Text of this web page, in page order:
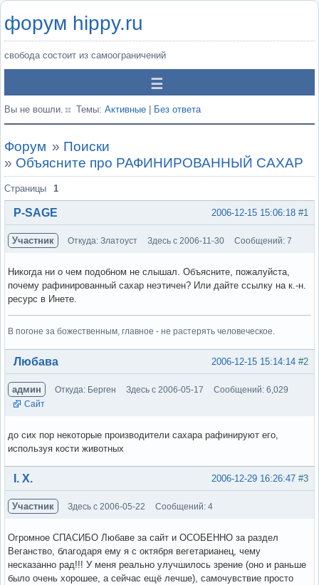
форум hippy.ru
свобода состоит из самоограничений
Вы не вошли. Темы: Активные Без ответа
Форум » Поиски
» Объясните про РАФИНИРОВАННЫЙ САХАР
Страницы 1
#1
2006-12-15 15:06:18
P-SAGE
Участник Откуда: Златоуст Здесь с 2006-11-30 Сообщений: 7
Никогда ни о чем подобном не слышал. Объясните, пожалуйста,
почему рафинированный сахар неэтичен? Или дайте ссылку на к.-н.
ресурс в Инете.
В погоне за божественным, главное - не растерять человеческое.
Вне форума #2
2006-12-15 15:14:14
Любава
админ Откуда: Берген Здесь с 2006-05-17
Сообщений: 6,029
Сайт
до сих пор некоторые производители сахара рафинируют его,
используя кости животных
Вне форума #3
2006-12-29 16:26:47
І. Х.
Участник Здесь с 2006-05-22 Сообщений: 4
Огромное СПАСИБО Любаве за сайт и ОСОБЕННО за раздел
Веганство, благодаря ему я с октября вегетарианец, чему
несказанно рад!!! У меня реально улучшилось зрение (оно и раньше
было очень хорошее, а сейчас ещё лечше), самочувствие просто